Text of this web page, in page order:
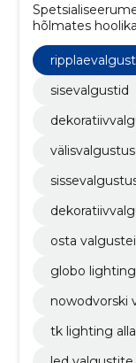
hõlmates
sisevalgustid
osta
globo
nowodvorski
tk lighting